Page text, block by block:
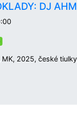
DJ
2025, české